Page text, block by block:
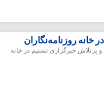
خانه روزنامه‌نگاران
پرتلاش خبرگزاری تسنیم در خانه